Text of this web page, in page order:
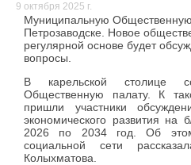
9 октября 2025 г.
Муниципальную Общественную
Петрозаводске. Новое
регулярной основе будет
вопросы.
В карельской столице
Общественную палату. К
пришли участники
экономического развития
2026 по 2034 год. Об
социальной сети
Колыхматова.